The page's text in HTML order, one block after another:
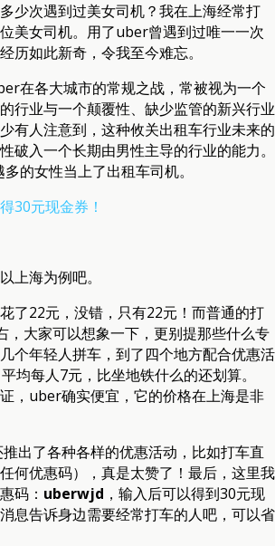
少次遇到过美女司机？我在上海经常打
美女司机。用了uber曾遇到过唯一一次
历如此新奇，令我至今难忘。
在各大城市的常规之战，常被视为一个
行业与一个颠覆性、缺少监管的新兴行业
有人注意到，这种攸关出租车行业未来的
破入一个长期由男性主导的行业的能力。
的女性当上了出租车司机。
30元现金券！
上海为例吧。
了22元，没错，只有22元！而普通的打
，大家可以想象一下，更别提那些什么专
个年轻人拼车，到了四个地方配合优惠活
均每人7元，比坐地铁什么的还划算。
，uber确实便宜，它的价格在上海是非
出了各种各样的优惠活动，比如打车直
何优惠码），真是太赞了！最后，这里我
码： uberwjd ，输入后可以得到30元现
息告诉身边需要经常打车的人吧，可以省